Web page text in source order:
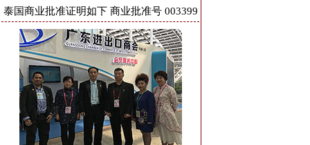
泰国商业批准证明如下 商业批准号 003399